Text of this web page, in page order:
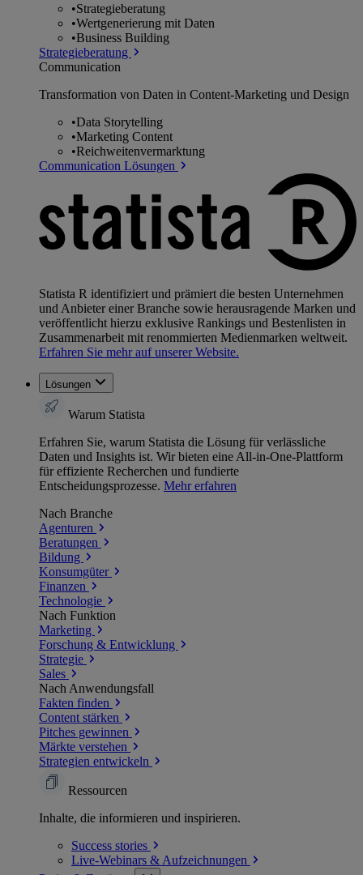
•Strategieberatung
•Wertgenerierung mit Daten
•Business Building
Strategieberatung
Communication
Transformation von Daten in Content-Marketing und Design
•Data Storytelling
•Marketing Content
•Reichweitenvermarktung
Communication Lösungen
Statista R identifiziert und prämiert die besten Unternehmen
und Anbieter einer Branche sowie herausragende Marken und
veröffentlicht hierzu exklusive Rankings und Bestenlisten in
Zusammenarbeit mit renommierten Medienmarken weltweit.
Erfahren Sie mehr auf unserer Website.
Lösungen
Warum Statista
Erfahren Sie, warum Statista die Lösung für verlässliche
Daten und Insights ist. Wir bieten eine All-in-One-Plattform
für effiziente Recherchen und fundierte
Entscheidungsprozesse. Mehr erfahren
Nach Branche
Agenturen
Beratungen
Bildung
Konsumgüter
Finanzen
Technologie
Nach Funktion
Marketing
Forschung & Entwicklung
Strategie
Sales
Nach Anwendungsfall
Fakten finden
Content stärken
Pitches gewinnen
Märkte verstehen
Strategien entwickeln
Ressourcen
Inhalte, die informieren und inspirieren.
Success stories
Live-Webinars & Aufzeichnungen